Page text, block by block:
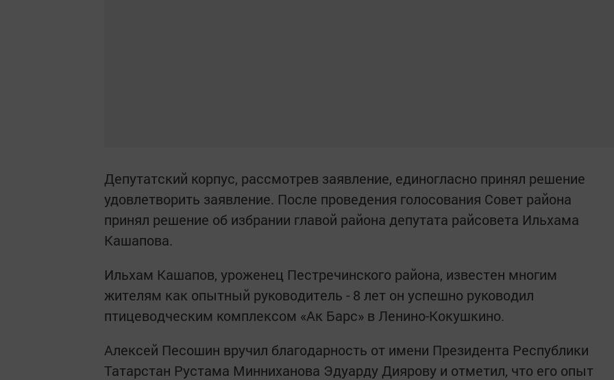
Депутатский корпус, рассмотрев заявление, единогласно принял решение
удовлетворить заявление. После проведения голосования Совет района
принял решение об избрании главой района депутата райсовета Ильхама
Кашапова.
Ильхам Кашапов, уроженец Пестречинского района, известен многим
жителям как опытный руководитель - 8 лет он успешно руководил
птицеводческим комплексом «Ак Барс» в Ленино-Кокушкино.
Алексей Песошин вручил благодарность от имени Президента Республики
Татарстан Рустама Минниханова Эдуарду Диярову и отметил, что его опыт